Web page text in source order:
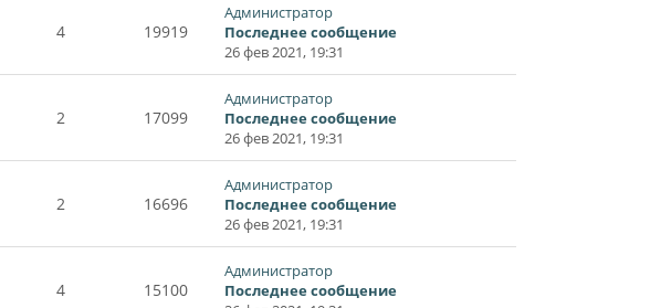
4 19919
Администратор
Последнее сообщение
26 фев 2021, 19:31
2 17099
Администратор
Последнее сообщение
26 фев 2021, 19:31
2 16696
Администратор
Последнее сообщение
26 фев 2021, 19:31
4 15100
Администратор
Последнее сообщение